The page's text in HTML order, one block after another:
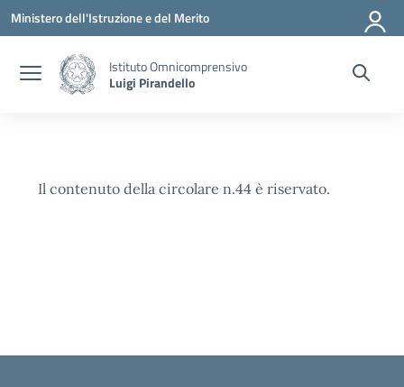
Vai ai contenuti
Vai al menu di navigazione
Vai al footer
Ministero dell'Istruzione e del Merito
Istituto Omnicomprensivo
Luigi Pirandello
Il contenuto della circolare n.44 è riservato.